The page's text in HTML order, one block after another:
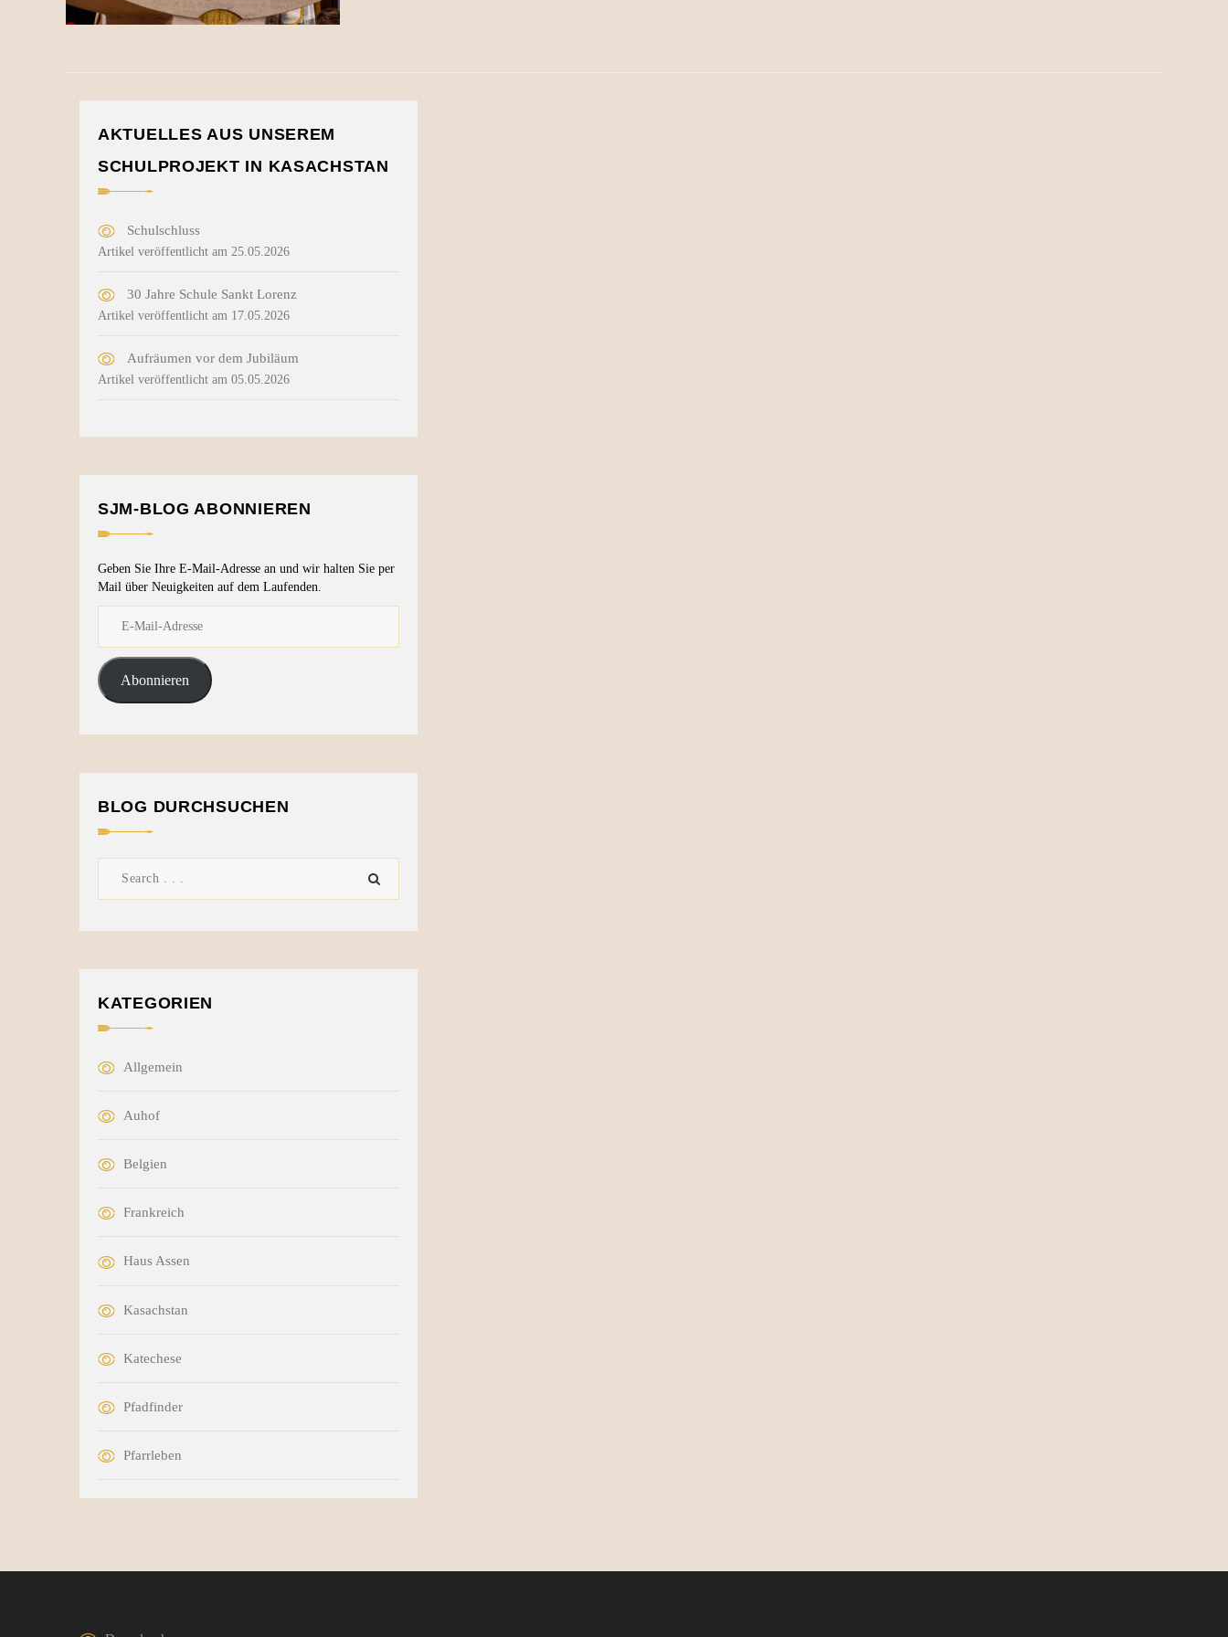
AKTUELLES AUS UNSEREM
SCHULPROJEKT IN KASACHSTAN
Schulschluss
Artikel veröffentlicht am 25.05.2026
30 Jahre Schule Sankt Lorenz
Artikel veröffentlicht am 17.05.2026
Aufräumen vor dem Jubiläum
Artikel veröffentlicht am 05.05.2026
SJM-BLOG ABONNIEREN
Geben Sie Ihre E-Mail-Adresse an und wir halten Sie per
Mail über Neuigkeiten auf dem Laufenden.
Abonnieren
BLOG DURCHSUCHEN
KATEGORIEN
Allgemein
Auhof
Belgien
Frankreich
Haus Assen
Kasachstan
Katechese
Pfadfinder
Pfarrleben